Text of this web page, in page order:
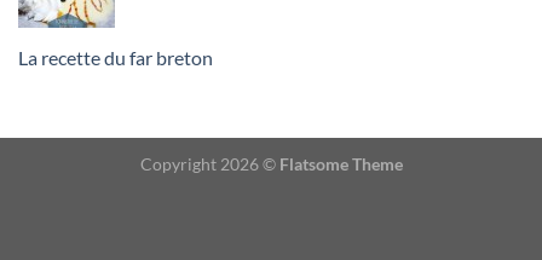
La recette du far breton
Copyright 2026 © Flatsome Theme